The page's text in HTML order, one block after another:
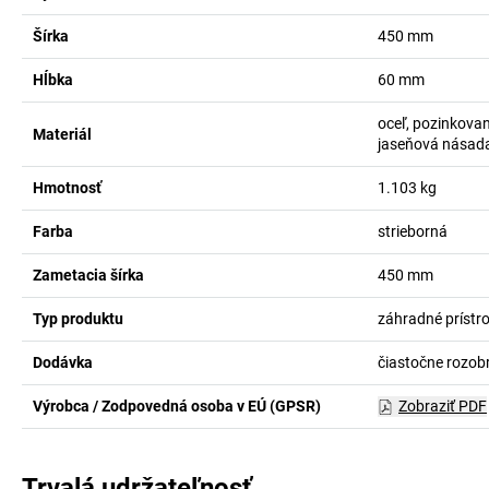
Šírka 450 mm
Hĺbka 60 mm
Materiál
oceľ,
jaseňová
Hmotnosť 1.103 kg
Farba strieborná
Zametacia šírka 450 mm
Typ produktu záhradné
Dodávka čiastočne
Výrobca / Zodpovedná osoba v EÚ (GPSR) Zobraziť PDF